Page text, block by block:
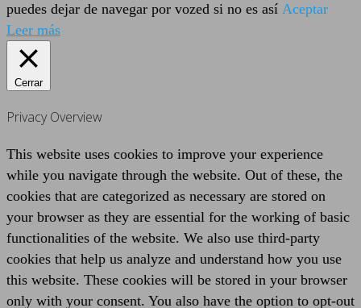
puedes dejar de navegar por vozed si no es así Aceptar
Leer más
Cerrar
Privacy Overview
This website uses cookies to improve your experience
while you navigate through the website. Out of these, the
cookies that are categorized as necessary are stored on
your browser as they are essential for the working of basic
functionalities of the website. We also use third-party
cookies that help us analyze and understand how you use
this website. These cookies will be stored in your browser
only with your consent. You also have the option to opt-out